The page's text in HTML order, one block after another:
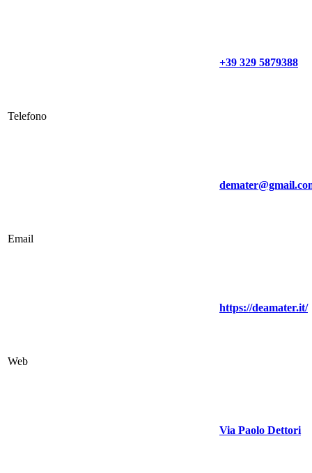
Telefono
+39 329 5879388
Email
Web
https://deamater.it/
Via Paolo Dettori